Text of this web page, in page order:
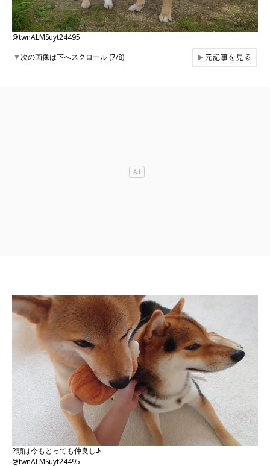
@twnALMSuyt24495
▼次の画像は下へスクロール (7/8) ▶元記事を見る
2頭は今もとっても仲良し♪
@twnALMSuyt24495